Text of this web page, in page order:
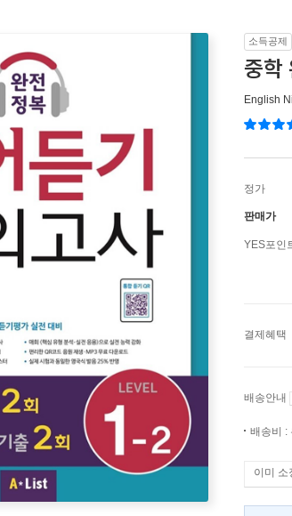
소득공제
중학
English
정가
판매가
YES포인
결제혜택
배송안내
배송비 :
이미 소